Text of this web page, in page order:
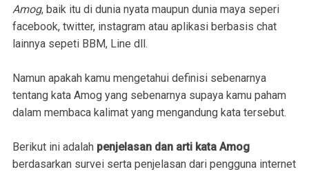
Amog, baik itu di dunia nyata maupun dunia maya seperi
facebook, twitter, instagram atau aplikasi berbasis chat
lainnya sepeti BBM, Line dll.
Namun apakah kamu mengetahui definisi sebenarnya
tentang kata Amog yang sebenarnya supaya kamu paham
dalam membaca kalimat yang mengandung kata tersebut.
Berikut ini adalah penjelasan dan arti kata Amog
berdasarkan survei serta penjelasan dari pengguna internet